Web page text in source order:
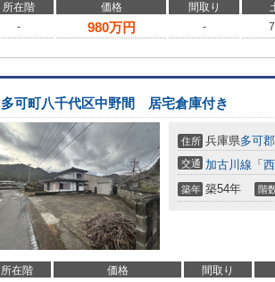
所在階 価格 間取り
-
980万円 -
多可町八千代区中野間 居宅倉庫付き
住所 兵庫県多可
交通 加古川線 「
築年 築54年 階
所在階 価格 間取り